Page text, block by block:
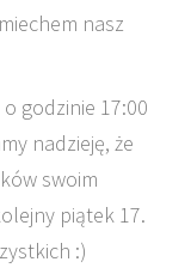
nasz
godzinie 17:00
nadzieję, że
swoim
piątek 17.
:)